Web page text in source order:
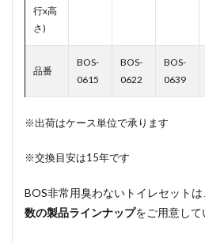
行x高
さ)
品番
BOS-
0615
BOS-
0622
BOS-
0639
※出荷はケース単位で承ります
※交換目安は15年です
BOS非常用臭わないトイレセットは
数の製品ラインナップをご用意して